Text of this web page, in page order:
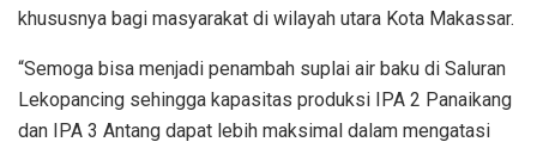
khususnya bagi masyarakat di wilayah utara Kota Makassar.
“Semoga bisa menjadi penambah suplai air baku di Saluran
Lekopancing sehingga kapasitas produksi IPA 2 Panaikang
dan IPA 3 Antang dapat lebih maksimal dalam mengatasi